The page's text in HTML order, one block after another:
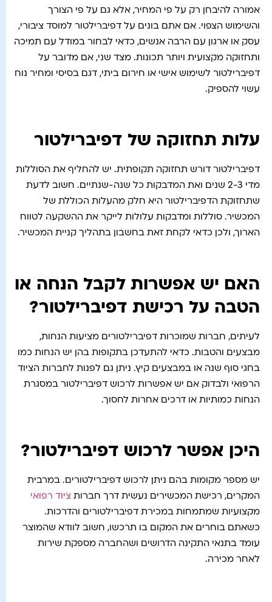
אמורה להיבחן רק על פי המחיר, אלא גם על פי הצורך
והשימוש הצפוי. אם אתם בונים על דפיברילטור למוסד ציבורי,
עסק או ארגון עם הרבה אנשים, כדאי לבחור במודל עם תמיכה
ותחזוקה מקצועית ויותר תכונות. מצד שני, אם מדובר על
דפיברילטור לשימוש אישי או חירום ביתי, דגם בסיסי ומחיר נוח
עשוי להספיק.
עלות תחזוקה של דפיברילטור
דפיברילטור דורש תחזוקה תקופתית. יש להחליף את הסוללות
מדי 2-3 שנים ואת המדבקות כל שנה-שנתיים. חשוב לדעת
שתחזוקת הדפיברילטור היא חלק מהעלות הכוללת של
המכשיר. סוללות ומדבקות עלולות לייקר את ההשקעה לטווח
הארוך, ולכן כדאי לקחת זאת בחשבון בתהליך קניית המכשיר.
האם יש אפשרות לקבל הנחה או
הטבה על רכישת דפיברילטור?
לעיתים, חברות שמוכרות דפיברילטורים מציעות הנחות,
מבצעים והטבות. כדאי להתעדכן בתקופות בהן יש הנחות כמו
בחגי סוף שנה או במבצעים קיץ. ניתן גם לפנות לחברות הציוד
הרפואי ולבדוק אם יש אפשרות לרכוש דפיברילטור במסגרת
הנחות כמותיות או דרכים אחרות לחסוך.
היכן אפשר לרכוש דפיברילטור?
יש מספר מקומות בהם ניתן לרכוש דפיברילטורים. במרבית
המקרים, רכישת המכשירים נעשית דרך חברות ציוד רפואי
מקצועיות שמתמחות במכירת דפיברילטורים והדרכות.
כשאתם בוחרים את המקום בו תרכשו, חשוב לוודא שהמוצר
עומד בתנאי התקינה הדרושים ושהחברה מספקת שירות
לאחר מכירה.